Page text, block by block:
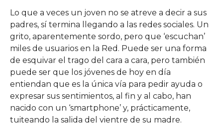
Lo que a veces un joven no se atreve a decir a sus
padres, sí termina llegando a las redes sociales. Un
grito, aparentemente sordo, pero que ‘escuchan’
miles de usuarios en la Red. Puede ser una forma
de esquivar el trago del cara a cara, pero también
puede ser que los jóvenes de hoy en día
entiendan que es la única vía para pedir ayuda o
expresar sus sentimientos, al fin y al cabo, han
nacido con un ‘smartphone’ y, prácticamente,
tuiteando la salida del vientre de su madre.